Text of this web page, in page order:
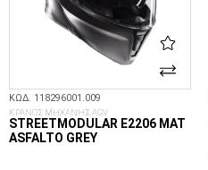
ΚΩΔ. 118296001.009
ΚΡΑΝΟΣ ΜΗΧΑΝΗΣ AGV
STREETMODULAR E2206 MAT
ASFALTO GREY